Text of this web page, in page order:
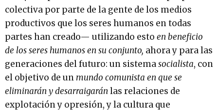
colectiva por parte de la gente de los medios
productivos que los seres humanos en todas
partes han creado— utilizando esto en beneficio
de los seres humanos en su conjunto, ahora y para las
generaciones del futuro: un sistemasocialista, con
el objetivo de un mundo comunista en que se
eliminarán y desarraigaránlas relaciones de
explotación y opresión, y la cultura que